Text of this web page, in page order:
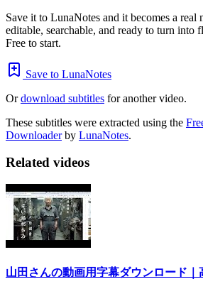
Save it to LunaNotes and it becomes a
editable, searchable, and ready to turn into
Free to start.
Save to LunaNotes
Ordownload subtitles for another video.
These subtitles were extracted using the
Downloaderby LunaNotes.
Related videos
山田さんの動画用字幕ダウンロード